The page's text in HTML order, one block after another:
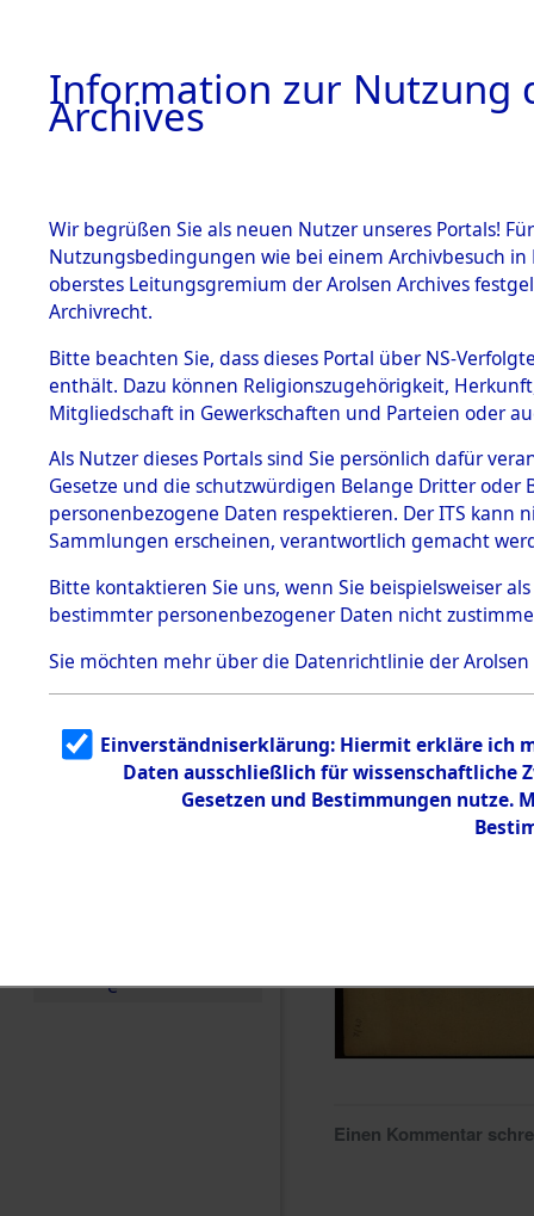
BESTÄNDE
1.
mente
5. Verschiedenes
5.3
Todesmärsche
5.3.1 Alliierte
Erhebungen
zu
Todesmärsch
en
5.3.2
g
5.3.3
Todesmärsch
e
Einen Kommentar
Information zur Nutzung
Archives
Wir begrüßen Sie als neuen Nutzer unseres Portals!
Nutzungsbedingungen wie bei einem Archivbesuch
oberstes Leitungsgremium der Arolsen Archives
Archivrecht.
Bitte beachten Sie, dass dieses Portal über NS-
enthält. Dazu können Religionszugehörigkeit,
Mitgliedschaft in Gewerkschaften und Parteien oder
Als Nutzer dieses Portals sind Sie persönlich dafür
Gesetze und die schutzwürdigen Belange Dritter
personenbezogene Daten respektieren. Der ITS
Sammlungen erscheinen, verantwortlich gemacht
Bitte kontaktieren Sie uns, wenn Sie beispielsweiser
bestimmter personenbezogener Daten nicht
Sie möchten mehr über die Datenrichtlinie der Arolsen
Einverständniserklärung: Hiermit erkläre ich
Daten ausschließlich für wissenschaftliche
Gesetzen und Bestimmungen nutze.